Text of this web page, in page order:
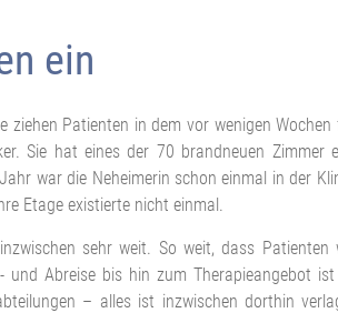
ein
ziehen Patienten in dem vor wenigen
Sie hat eines der 70 brandneuen Zimmer
war die Neheimerin schon einmal in der
Etage existierte nicht einmal.
sehr weit. So weit, dass Patienten
Abreise bis hin zum Therapieangebot
– alles ist inzwischen dorthin